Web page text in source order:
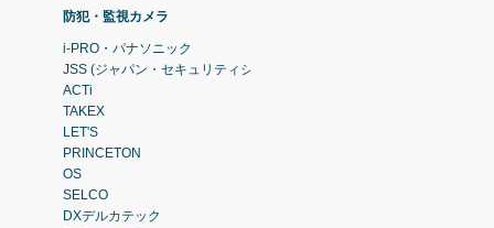
防犯・監視カメラ
i-PRO・パナソニック
JSS (ジャパン・セキュリティシステム)
ACTi
TAKEX
LET'S
PRINCETON
OS
SELCO
DXデルカテック